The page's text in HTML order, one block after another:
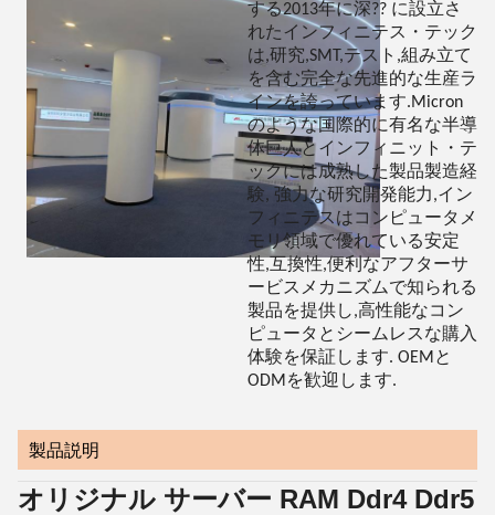
する2013年に深?? に設立さ
れたインフィニテス・テック
は,研究,SMT,テスト,組み立て
を含む完全な先進的な生産ラ
インを誇っています.Micron
のような国際的に有名な半導
体巨人とインフィニット・テ
ックには成熟した製品製造経
験, 強力な研究開発能力,イン
フィニテスはコンピュータメ
モリ領域で優れている安定
性,互換性,便利なアフターサ
ービスメカニズムで知られる
製品を提供し,高性能なコン
ピュータとシームレスな購入
体験を保証します. OEMと
ODMを歓迎します.
製品説明
オリジナル サーバー RAM Ddr4 Ddr5